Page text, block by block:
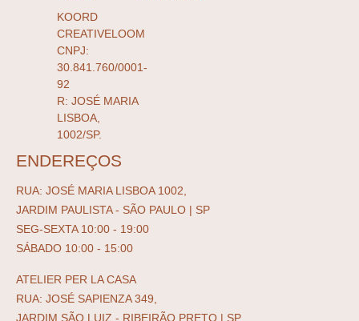
KOORD
CREATIVELOOM
CNPJ:
30.841.760/0001-
92
R: JOSÉ MARIA
LISBOA,
1002/SP.
ENDEREÇOS
RUA: JOSÉ MARIA LISBOA 1002,
JARDIM PAULISTA - SÃO PAULO | SP
SEG-SEXTA 10:00 - 19:00
SÁBADO 10:00 - 15:00
ATELIER PER LA CASA
RUA: JOSÉ SAPIENZA 349,
JARDIM SÃO LUIZ - RIBEIRÃO PRETO | SP